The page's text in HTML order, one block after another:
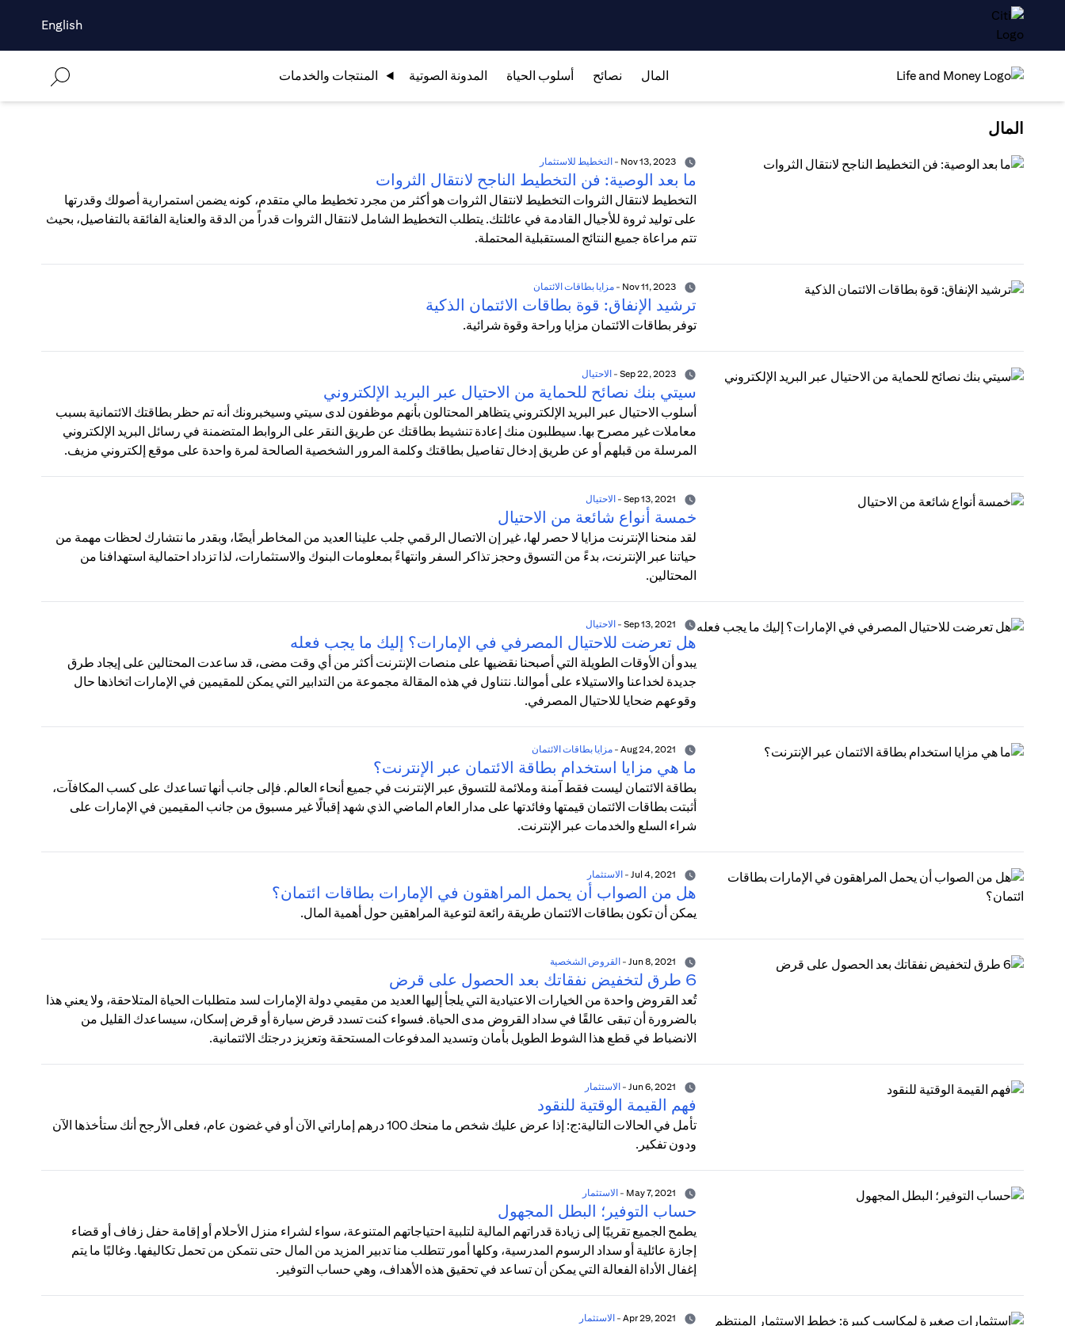
English
المال نصائح أسلوب الحياة المدونة الصوتية المنتجات والخدمات
المال
Nov 13, 2023
-التخطيط للاستثمار
ما بعد الوصية: فن التخطيط الناجح لانتقال الثروات
التخطيط لانتقال الثروات التخطيط لانتقال الثروات هو أكثر من مجرد تخطيط مالي متقدم، كونه يضمن استمرارية أصولك وقدرتها
على توليد ثروة للأجيال القادمة في عائلتك. يتطلب التخطيط الشامل لانتقال الثروات قدراً من الدقة والعناية الفائقة بالتفاصيل، بحيث
تتم مراعاة جميع النتائج المستقبلية المحتملة.
Nov 11, 2023
-مزايا بطاقات الائتمان
ترشيد الإنفاق: قوة بطاقات الائتمان الذكية
توفر بطاقات الائتمان مزايا وراحة وقوة شرائية.
Sep 22, 2023
-الاحتيال
سيتي بنك نصائح للحماية من الاحتيال عبر البريد الإلكتروني
أسلوب الاحتيال عبر البريد الإلكتروني يتظاهر المحتالون بأنهم موظفون لدى سيتي وسيخبرونك أنه تم حظر بطاقتك الائتمانية بسبب
معاملات غير مصرح بها. سيطلبون منك إعادة تنشيط بطاقتك عن طريق النقر على الروابط المتضمنة في رسائل البريد الإلكتروني
المرسلة من قبلهم أو عن طريق إدخال تفاصيل بطاقتك وكلمة المرور الشخصية الصالحة لمرة واحدة على موقع إلكتروني مزيف.
-الاحتيال
خمسة أنواع شائعة من الاحتيال
لقد منحنا الإنترنت مزايا لا حصر لها، غير إن الاتصال الرقمي جلب علينا العديد من المخاطر أيضًا، وبقدر ما نتشارك لحظات مهمة من
حياتنا عبر الإنترنت، بدءً من التسوق وحجز تذاكر السفر وانتهاءً بمعلومات البنوك والاستثمارات، لذا تزداد احتمالية استهدافنا من
المحتالين.
-الاحتيال
هل تعرضت للاحتيال المصرفي في الإمارات؟ إليك ما يجب فعله
يبدو أن الأوقات الطويلة التي أصبحنا نقضيها على منصات الإنترنت أكثر من أي وقت مضى، قد ساعدت المحتالين على إيجاد طرق
جديدة لخداعنا والاستيلاء على أموالنا. نتناول في هذه المقالة مجموعة من التدابير التي يمكن للمقيمين في الإمارات اتخاذها حال
وقوعهم ضحايا للاحتيال المصرفي.
-مزايا بطاقات الائتمان
ما هي مزايا استخدام بطاقة الائتمان عبر الإنترنت؟
بطاقة الائتمان ليست فقط آمنة وملائمة للتسوق عبر الإنترنت في جميع أنحاء العالم. فإلى جانب أنها تساعدك على كسب المكافآت،
أثبتت بطاقات الائتمان قيمتها وفائدتها على مدار العام الماضي الذي شهد إقبالًا غير مسبوق من جانب المقيمين في الإمارات على
شراء السلع والخدمات عبر الإنترنت.
-الاستثمار
هل من الصواب أن يحمل المراهقون في الإمارات بطاقات ائتمان؟
يمكن أن تكون بطاقات الائتمان طريقة رائعة لتوعية المراهقين حول أهمية المال.
-القروض الشخصية
6 طرق لتخفيض نفقاتك بعد الحصول على قرض
تُعد القروض واحدة من الخيارات الاعتيادية التي يلجأ إليها العديد من مقيمي دولة الإمارات لسد متطلبات الحياة المتلاحقة، ولا يعني هذا
بالضرورة أن تبقى عالقًا في سداد القروض مدى الحياة. فسواء كنت تسدد قرض سيارة أو قرض إسكان، سيساعدك القليل من
الانضباط في قطع هذا الشوط الطويل بأمان وتسديد المدفوعات المستحقة وتعزيز درجتك الائتمانية.
-الاستثمار
فهم القيمة الوقتية للنقود
تأمل في الحالات التالية:ج: إذا عرض عليك شخص ما منحك 100 درهم إماراتي الآن أو في غضون عام، فعلى الأرجح أنك ستأخذها الآن
ودون تفكير.
-الاستثمار
حساب التوفير؛ البطل المجهول
يطمح الجميع تقريبًا إلى زيادة قدراتهم المالية لتلبية احتياجاتهم المتنوعة، سواء لشراء منزل الأحلام أو إقامة حفل زفاف أو قضاء
إجازة عائلية أو سداد الرسوم المدرسية، وكلها أمور تتطلب منا تدبير المزيد من المال حتى نتمكن من تحمل تكاليفها. وغالبًا ما يتم
إغفال الأداة الفعالة التي يمكن أن تساعد في تحقيق هذه الأهداف، وهي حساب التوفير.
-الاستثمار